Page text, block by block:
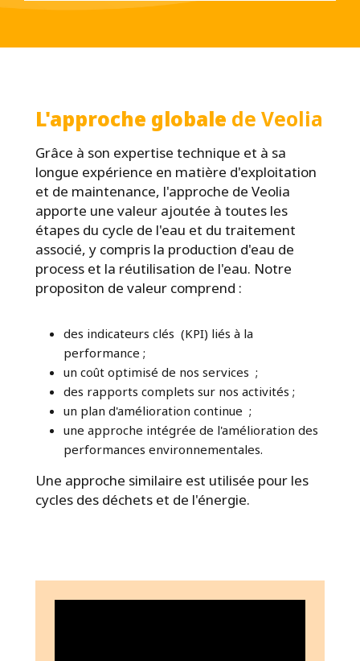
L'approche globale de Veolia
Grâce à son expertise technique et à sa
longue expérience en matière d'exploitation
et de maintenance, l'approche de Veolia
apporte une valeur ajoutée à toutes les
étapes du cycle de l'eau et du traitement
associé, y compris la production d'eau de
process et la réutilisation de l'eau. Notre
propositon de valeur comprend :
des indicateurs clés (KPI) liés à la
performance ;
un coût optimisé de nos services ;
des rapports complets sur nos activités ;
un plan d'amélioration continue ;
une approche intégrée de l'amélioration des
performances environnementales.
Une approche similaire est utilisée pour les
cycles des déchets et de l'énergie.